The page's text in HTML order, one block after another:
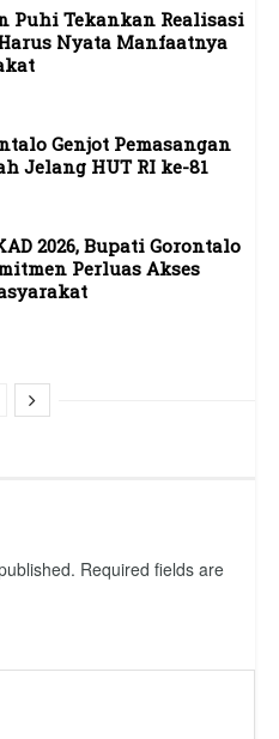
Puhi Tekankan Realisasi
Harus Nyata Manfaatnya
Genjot Pemasangan
Jelang HUT RI ke-81
2026, Bupati Gorontalo
Perluas Akses
Required fields are